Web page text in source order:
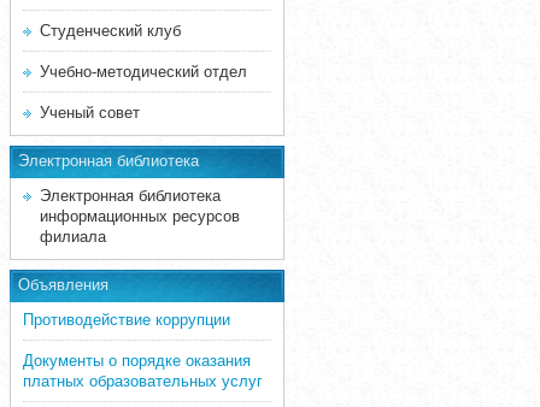
Студенческий клуб
Учебно-методический отдел
Ученый совет
Электронная библиотека
Электронная библиотека
информационных ресурсов
филиала
Объявления
Противодействие коррупции
Документы о порядке оказания
платных образовательных услуг